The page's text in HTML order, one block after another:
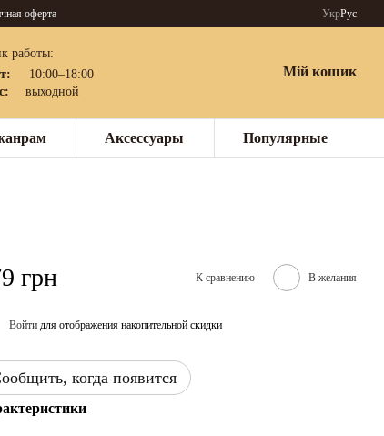
оферта УкрРус
работы:
10:00–18:00
выходной
Мій кошик
Аксессуары Популярные
грн К сравнению В желания
Войти для отображения накопительной скидки
когда появится